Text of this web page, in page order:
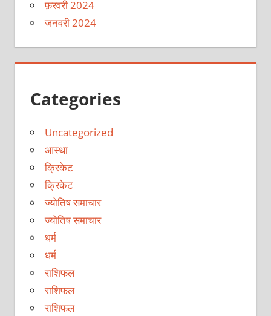
फ़रवरी 2024
जनवरी 2024
Categories
Uncategorized
आस्था
क्रिकेट
क्रिकेट
ज्योतिष समाचार
ज्योतिष समाचार
धर्म
धर्म
राशिफल
राशिफल
राशिफल